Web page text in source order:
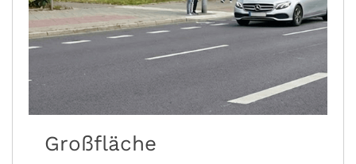
Großfläche